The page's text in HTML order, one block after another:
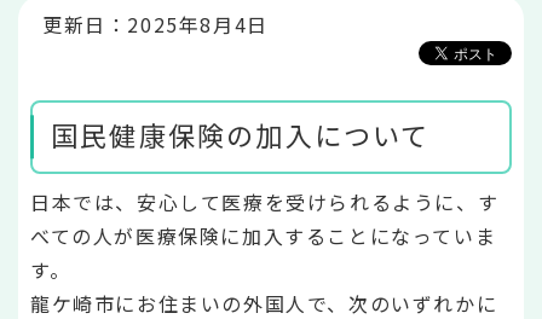
更新日：2025年8月4日
国民健康保険の加入について
日本では、安心して医療を受けられるように、す
べての人が医療保険に加入することになっていま
す。
龍ケ崎市にお住まいの外国人で、次のいずれかに